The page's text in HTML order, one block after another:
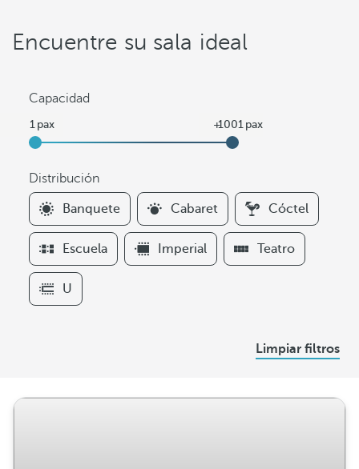
Encuentre su sala ideal
Capacidad
Distribución
F
i
l
t
e
r
Banquete Cabaret Cóctel
Escuela Imperial Teatro
U
Limpiar filtros